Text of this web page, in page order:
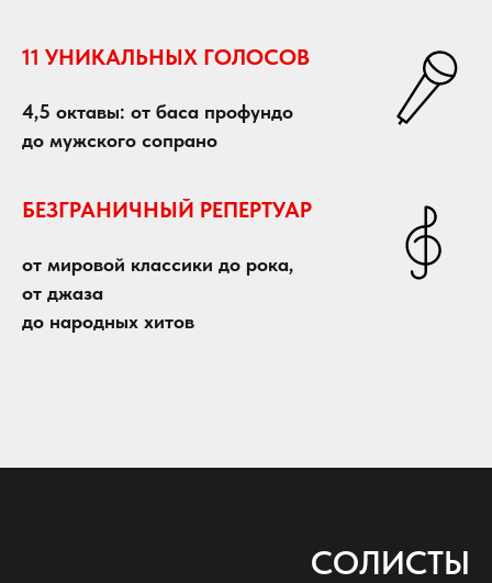
11 УНИКАЛЬНЫХ ГОЛОСОВ
4,5 октавы: от баса профундо
до мужского сопрано
БЕЗГРАНИЧНЫЙ РЕПЕРТУАР
от мировой классики до рока,
от джаза
до народных хитов
СОЛИСТЫ